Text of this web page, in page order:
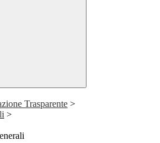
Trasparente >
>